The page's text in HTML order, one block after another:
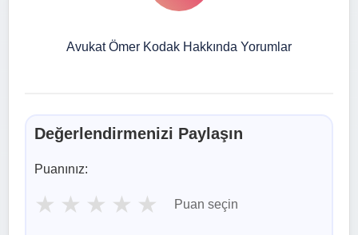
Avukat Ömer Kodak Hakkında Yorumlar
Değerlendirmenizi Paylaşın
Puanınız:
★ ★ ★ ★ ★ Puan seçin